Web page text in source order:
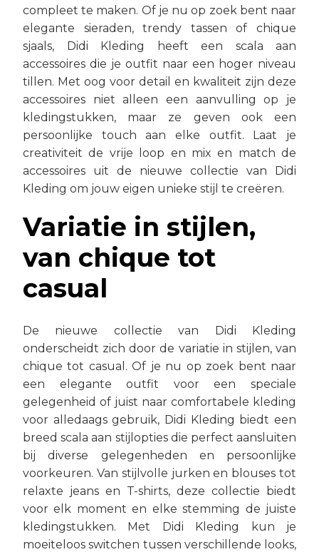
compleet te maken. Of je nu op zoek bent naar
elegante sieraden, trendy tassen of chique
sjaals, Didi Kleding heeft een scala aan
accessoires die je outfit naar een hoger niveau
tillen. Met oog voor detail en kwaliteit zijn deze
accessoires niet alleen een aanvulling op je
kledingstukken, maar ze geven ook een
persoonlijke touch aan elke outfit. Laat je
creativiteit de vrije loop en mix en match de
accessoires uit de nieuwe collectie van Didi
Kleding om jouw eigen unieke stijl te creëren.
Variatie in stijlen,
van chique tot
casual
De nieuwe collectie van Didi Kleding
onderscheidt zich door de variatie in stijlen, van
chique tot casual. Of je nu op zoek bent naar
een elegante outfit voor een speciale
gelegenheid of juist naar comfortabele kleding
voor alledaags gebruik, Didi Kleding biedt een
breed scala aan stijlopties die perfect aansluiten
bij diverse gelegenheden en persoonlijke
voorkeuren. Van stijlvolle jurken en blouses tot
relaxte jeans en T-shirts, deze collectie biedt
voor elk moment en elke stemming de juiste
kledingstukken. Met Didi Kleding kun je
moeiteloos switchen tussen verschillende looks,